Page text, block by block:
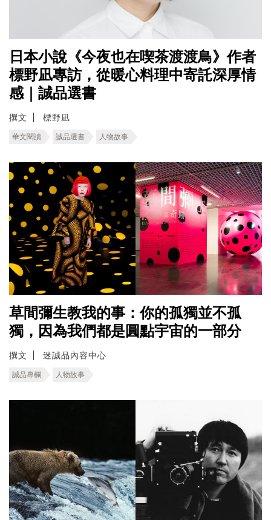
日本小說《今夜也在喫茶渡渡鳥》作者
標野凪專訪，從暖心料理中寄託深厚情
感｜誠品選書
撰文 標野凪
華文閱讀 誠品選書 人物故事
草間彌生教我的事：你的孤獨並不孤
獨，因為我們都是圓點宇宙的一部分
撰文 迷誠品內容中心
誠品專欄 人物故事